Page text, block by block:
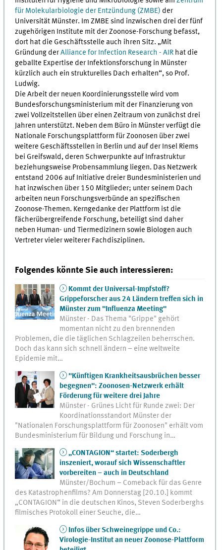
für Molekularbiologie der Entzündung (ZMBE) der
Universität Münster. Im ZMBE sind inzwischen drei der fünf
zugehörigen Institute mit der Zoonose-Forschung befasst,
dort hat die Geschäftsstelle auch ihren Sitz. „Mit
Gründung derAlliance for Infection Research - AIR hat die
geballte Expertise der Infektionsforschung in Münster
kürzlich auch ein strukturelles Dach erhalten“, so Prof.
Ludwig.
Die Arbeit der neuen Koordinierungsstelle wird vom
Bundesforschungsministerium mit der Finanzierung von
zwei Vollzeitstellen über einen Zeitraum von zunächst drei
Jahren unterstützt. Neben dem Büro in Münster verfügt die
Nationale Forschungsplattform für Zoonosen über zwei
weitere Geschäftsstellen in Berlin und auf der Insel Riems
bei Greifswald, deren Schwerpunkte auf Infrastruktur
beziehungsweise Probensammlung liegen. Das Netzwerk
entstand 2006 auf Initiative dreier Bundesministerien und
hat inzwischen über 150 Mitglieder; unter seinem Dach
arbeiten neun Forschungsverbünde an spezifischen
Zoonose-Themen. Kerngedanke der Plattform ist die
fächerübergreifende Forschung, beteiligt sind daher
neben Human- und Tiermedizinern sowie Biologen auch
Vertreter vieler weiterer Fachdisziplinen.
Folgendes könnte Sie auch interessieren:
Kommt der Universal-Impfstoff?
Grippeforscher aus 24 Ländern treffen sich in
Münster zum "Influenza Meeting"
Münster - Das Thema "Grippe" gehört
momentan nicht zu den brennenden
Problemen, die die täglichen Schlagzeilen beherrschen.
Doch das kann sich schnell ändern – eine weltweite
Epidemie mit…
"Künftigen Krankheitsausbrüchen besser
begegnen": Zoonosen-Netzwerk erhält
Förderung für weitere drei Jahre
Münster - Grünes Licht für Runde zwei: Der
Koordinationsstandort Münster der
"Nationalen Forschungsplattform für Zoonosen" erhält vom
Bundesministerium für Bildung und Forschung in…
„CONTAGION“ startet: Soderbergh
inszeniert, worauf sich Wissenschaftler
vorbereiten – auch in Deutschland
Münster/Bochum – Comeback für das Genre
des Katastrophenfilms? Am Donnerstag [20.10.] kommt
„CONTAGION“ in die deutschen Kinos, Steven Soderberghs
filmisches Protokoll einer Seuche, die…
Infos über Schweinegrippe und Co.:
Virologie-Institut an neuer Zoonose-Plattform